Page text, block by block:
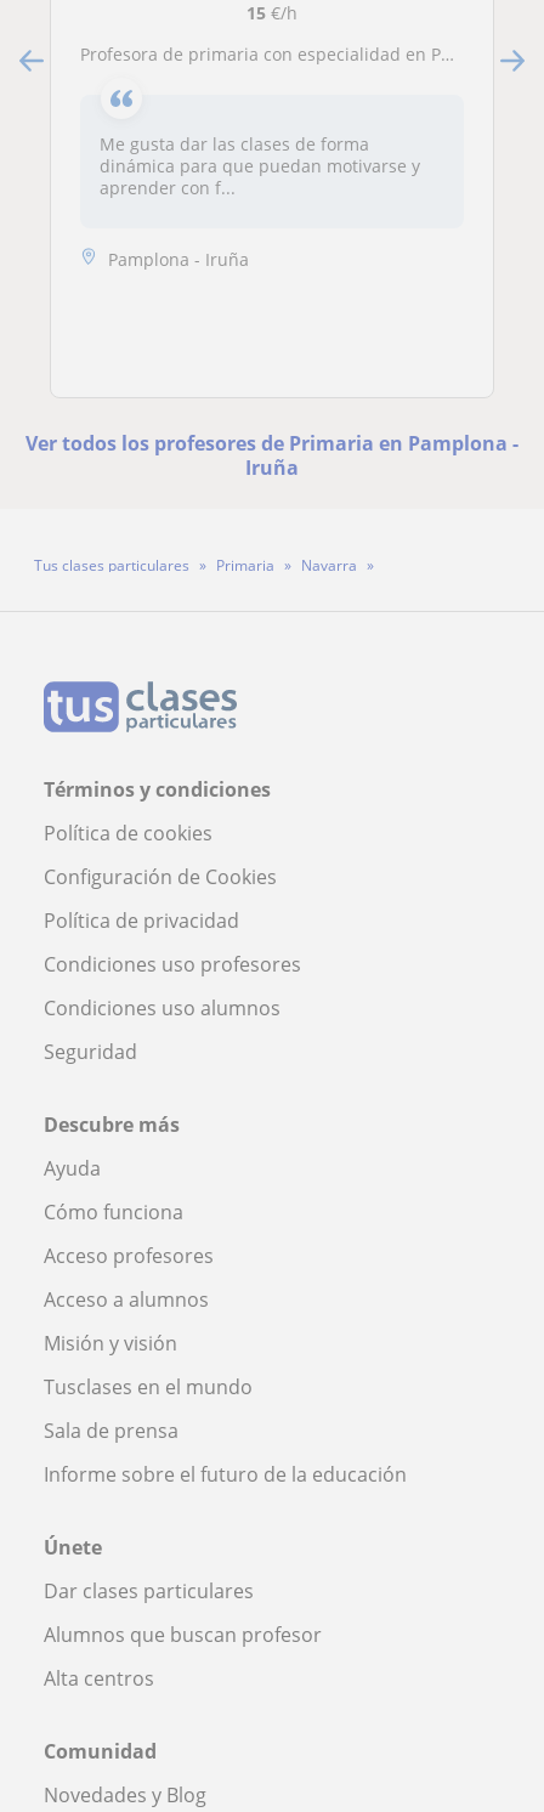
15€/h
Profesora de primaria con especialidad en PT. Técnicas de estudio y apoyo educativo es mi interés. Realizar tareas con alumn@s
Me gusta dar las clases de forma
dinámica para que puedan motivarse y
aprender con f...
Pamplona - Iruña
Ver todos los profesores de Primaria en Pamplona -
Iruña
Tus clases particulares Primaria
Navarra
Términos y condiciones
Política de cookies
Configuración de Cookies
Política de privacidad
Condiciones uso profesores
Condiciones uso alumnos
Seguridad
Descubre más
Ayuda
Cómo funciona
Acceso profesores
Acceso a alumnos
Misión y visión
Tusclases en el mundo
Sala de prensa
Informe sobre el futuro de la educación
Únete
Dar clases particulares
Alumnos que buscan profesor
Alta centros
Comunidad
Novedades y Blog